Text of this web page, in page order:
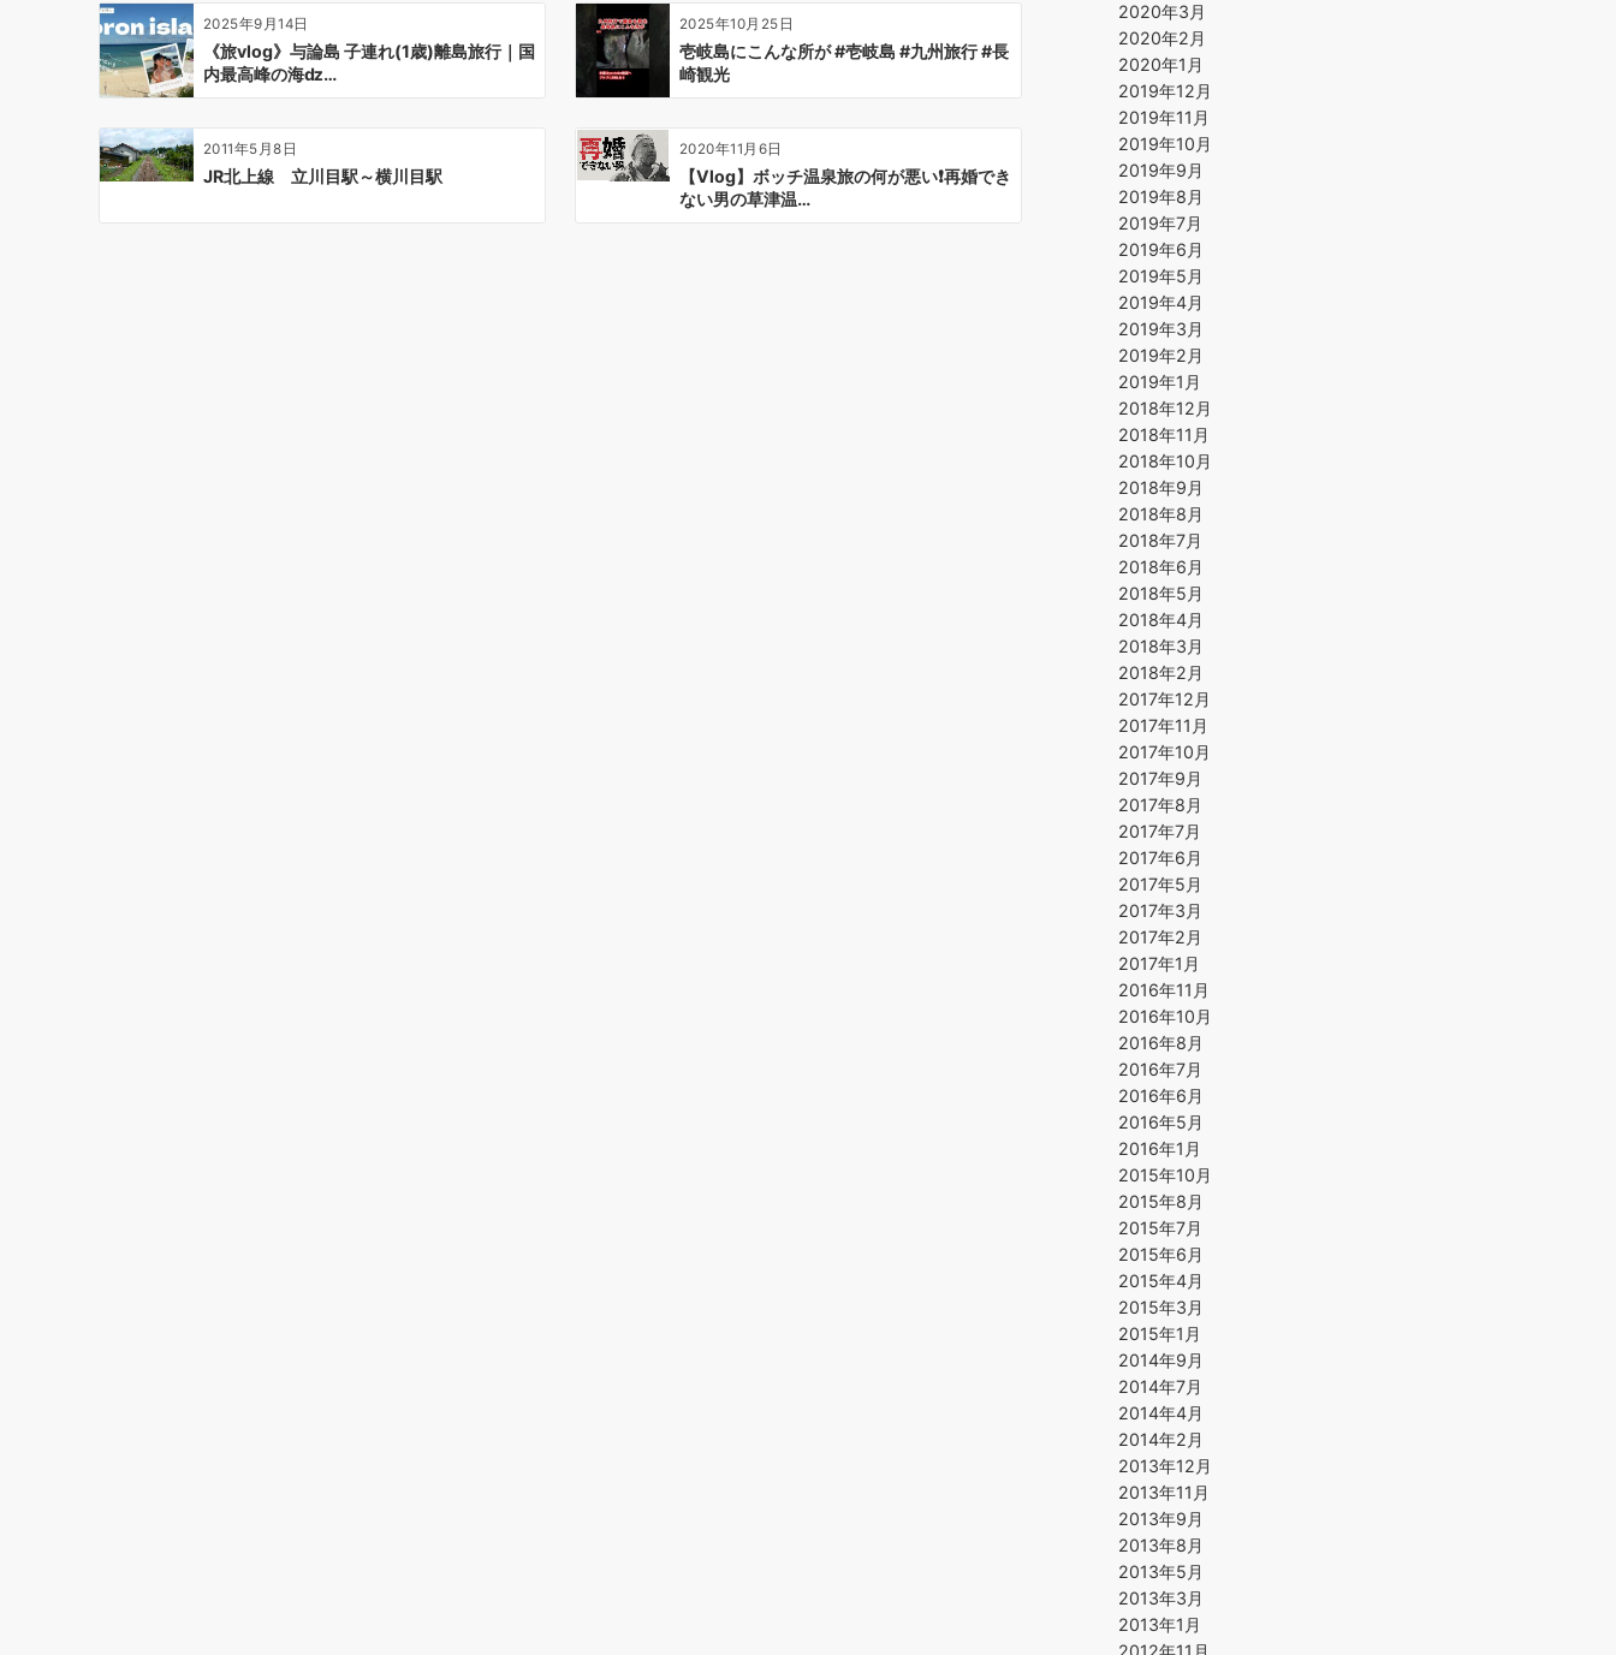
ョ
ン
2025年9月14日
《旅vlog》与論島 子連れ(1歳)離島旅行｜国
内最高峰の海ǳ…
2025年10月25日
壱岐島にこんな所が #壱岐島 #九州旅行 #長
崎観光
2011年5月8日
JR北上線 立川目駅～横川目駅
2020年11月6日
【Vlog】ボッチ温泉旅の何が悪い❗再婚でき
ない男の草津温…
2020年3月
2020年2月
2020年1月
2019年12月
2019年11月
2019年10月
2019年9月
2019年8月
2019年7月
2019年6月
2019年5月
2019年4月
2019年3月
2019年2月
2019年1月
2018年12月
2018年11月
2018年10月
2018年9月
2018年8月
2018年7月
2018年6月
2018年5月
2018年4月
2018年3月
2018年2月
2017年12月
2017年11月
2017年10月
2017年9月
2017年8月
2017年7月
2017年6月
2017年5月
2017年3月
2017年2月
2017年1月
2016年11月
2016年10月
2016年8月
2016年7月
2016年6月
2016年5月
2016年1月
2015年10月
2015年8月
2015年7月
2015年6月
2015年4月
2015年3月
2015年1月
2014年9月
2014年7月
2014年4月
2014年2月
2013年12月
2013年11月
2013年9月
2013年8月
2013年5月
2013年3月
2013年1月
2012年11月